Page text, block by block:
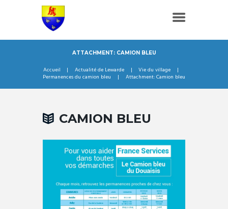
ATTACHMENT: CAMION BLEU
Accueil Actualité de Lewarde
Vie du village
Permanences du camion bleu
Attachment: Camion bleu
CAMION BLEU